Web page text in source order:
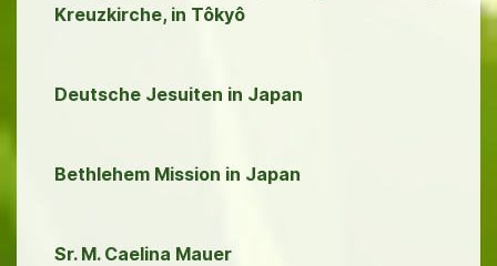
Kreuzkirche, in Tôkyô
Deutsche Jesuiten in Japan
Bethlehem Mission in Japan
Sr. M. Caelina Mauer